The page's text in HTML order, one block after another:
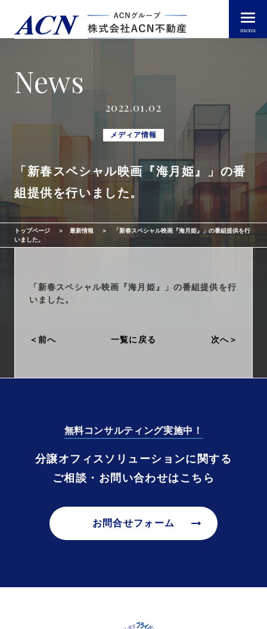
menu
経営者・法人のお客様
個人のお客様
トップページ arrow_right_alt
ACN不動産について
不動産投資ガイド
会社情報 arrow_right_alt
採用情報 arrow_right_alt
プライバシーポリシー
勧誘方針
News
2022.01.02
メディア情報
「新春スペシャル映画『海月姫』」の番
組提供を行いました。
トップページ 最新情報
「新春スペシャル映画『海月姫』」の番組提供を行
いました。
「新春スペシャル映画『海月姫』」の番組提供を行
いました。
前へ 一覧に戻る 次へ
無料コンサルティング実施中！
分譲オフィスソリューションに関する
ご相談・お問い合わせはこちら
お問合せフォーム arrow_right_alt